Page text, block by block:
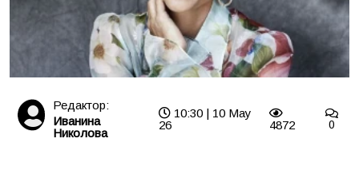
Редактор:
Иванина
Николова
10:30 | 10 May
26
4872 0